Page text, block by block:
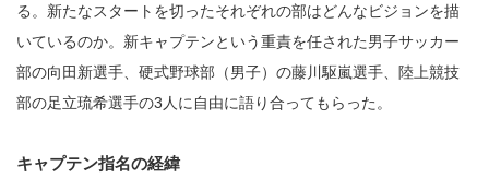
る。新たなスタートを切ったそれぞれの部はどんなビジョンを描
いているのか。新キャプテンという重責を任された男子サッカー
部の向田新選手、硬式野球部（男子）の藤川駆嵐選手、陸上競技
部の足立琉希選手の3人に自由に語り合ってもらった。
キャプテン指名の経緯